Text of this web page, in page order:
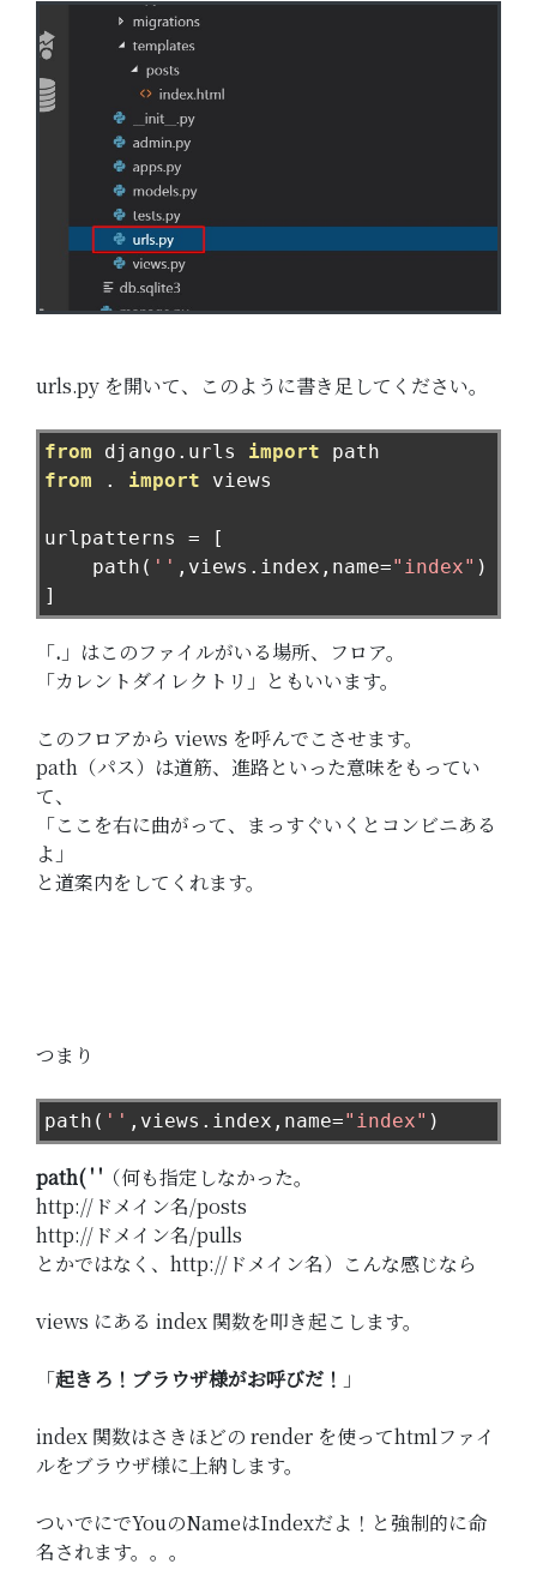
urls.py を開いて、このように書き足してください。
from django . urls import
from
. import views
urlpatterns =
[
    path
( '' , views . index , name="index" )
]
「. 」はこのファイルがいる場所、フロア。
「カレントダイレクトリ」ともいいます。
このフロアから views を呼んでこさせます。
path（パス）は道筋、進路といった意味をもってい
て、
「ここを右に曲がって、まっすぐいくとコンビニある
よ」
と道案内をしてくれます。
つまり
path ( '' , views . index , name="index" )
path( ' ' （何も指定しなかった。
http://ドメイン名/posts
http://ドメイン名/pulls
とかではなく、http://ドメイン名）こんな感じなら
views にある index 関数を叩き起こします。
「起きろ！ブラウザ様がお呼びだ！ 」
index 関数はさきほどの render を使ってhtmlファイ
ルをブラウザ様に上納します。
ついでにでYouのNameはIndexだよ！と強制的に命
名されます。。。